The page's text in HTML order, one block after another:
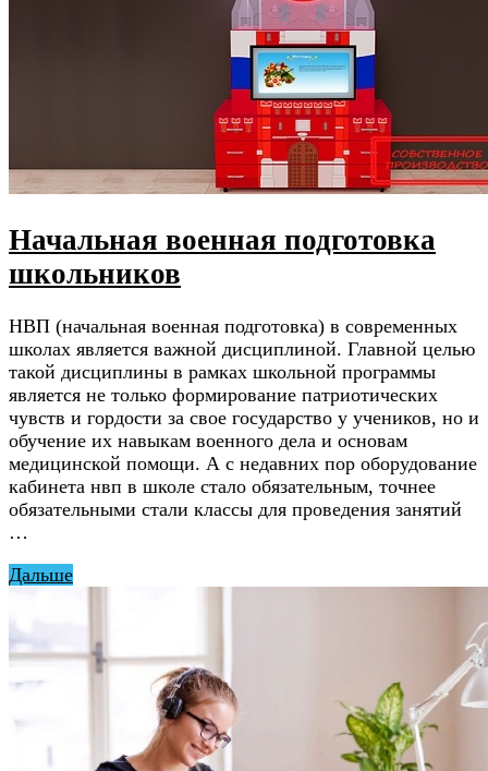
Начальная военная подготовка
школьников
НВП (начальная военная подготовка) в современных
школах является важной дисциплиной. Главной целью
такой дисциплины в рамках школьной программы
является не только формирование патриотических
чувств и гордости за свое государство у учеников, но и
обучение их навыкам военного дела и основам
медицинской помощи. А с недавних пор оборудование
кабинета нвп в школе стало обязательным, точнее
обязательными стали классы для проведения занятий
…
Дальше